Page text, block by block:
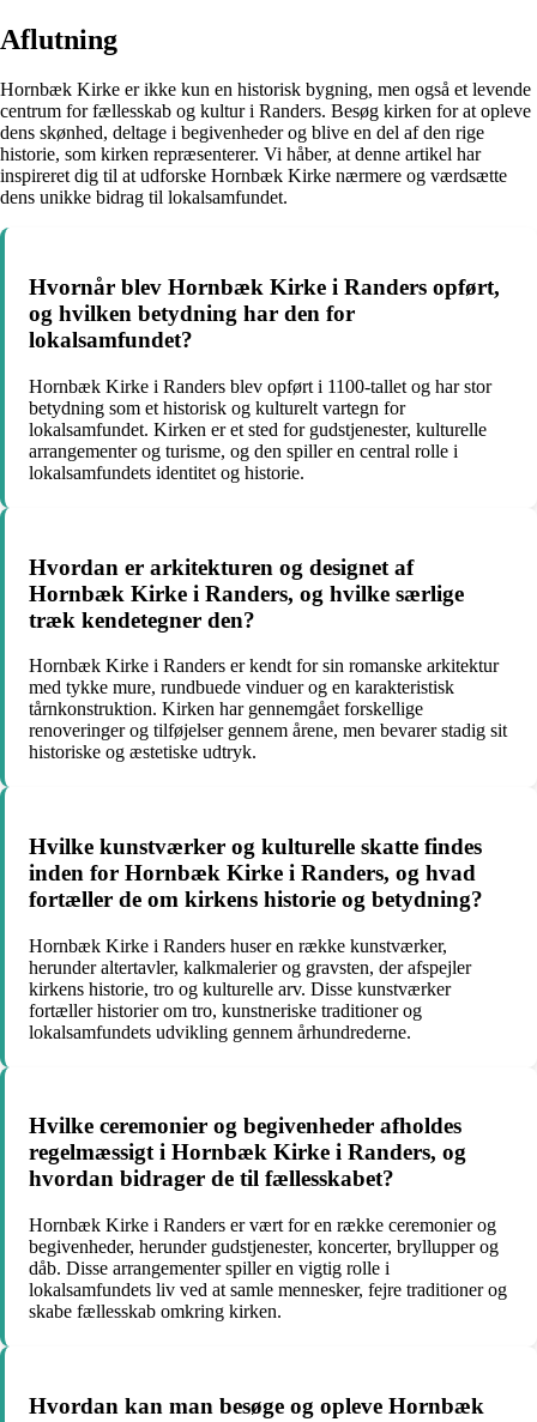
Aflutning
Hornbæk Kirke er ikke kun en historisk bygning, men også et levende
centrum for fællesskab og kultur i Randers. Besøg kirken for at opleve
dens skønhed, deltage i begivenheder og blive en del af den rige
historie, som kirken repræsenterer. Vi håber, at denne artikel har
inspireret dig til at udforske Hornbæk Kirke nærmere og værdsætte
dens unikke bidrag til lokalsamfundet.
Hvornår blev Hornbæk Kirke i Randers opført,
og hvilken betydning har den for
lokalsamfundet?
Hornbæk Kirke i Randers blev opført i 1100-tallet og har stor
betydning som et historisk og kulturelt vartegn for
lokalsamfundet. Kirken er et sted for gudstjenester, kulturelle
arrangementer og turisme, og den spiller en central rolle i
lokalsamfundets identitet og historie.
Hvordan er arkitekturen og designet af
Hornbæk Kirke i Randers, og hvilke særlige
træk kendetegner den?
Hornbæk Kirke i Randers er kendt for sin romanske arkitektur
med tykke mure, rundbuede vinduer og en karakteristisk
tårnkonstruktion. Kirken har gennemgået forskellige
renoveringer og tilføjelser gennem årene, men bevarer stadig sit
historiske og æstetiske udtryk.
Hvilke kunstværker og kulturelle skatte findes
inden for Hornbæk Kirke i Randers, og hvad
fortæller de om kirkens historie og betydning?
Hornbæk Kirke i Randers huser en række kunstværker,
herunder altertavler, kalkmalerier og gravsten, der afspejler
kirkens historie, tro og kulturelle arv. Disse kunstværker
fortæller historier om tro, kunstneriske traditioner og
lokalsamfundets udvikling gennem århundrederne.
Hvilke ceremonier og begivenheder afholdes
regelmæssigt i Hornbæk Kirke i Randers, og
hvordan bidrager de til fællesskabet?
Hornbæk Kirke i Randers er vært for en række ceremonier og
begivenheder, herunder gudstjenester, koncerter, bryllupper og
dåb. Disse arrangementer spiller en vigtig rolle i
lokalsamfundets liv ved at samle mennesker, fejre traditioner og
skabe fællesskab omkring kirken.
Hvordan kan man besøge og opleve Hornbæk